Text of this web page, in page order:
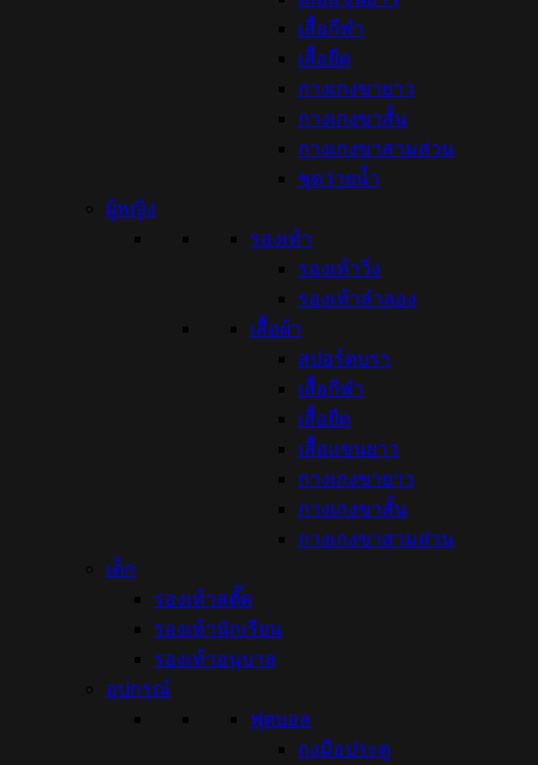
เสื้อกีฬา
เสื้อยืด
กางเกงขายาว
กางเกงขาสั้น
กางเกงขาสามส่วน
ชุดว่ายน้ำ
ผู้หญิง
รองเท้า
รองเท้าวิ่ง
รองเท้าลำลอง
เสื้อผ้า
สปอร์ตบรา
เสื้อกีฬา
เสื้อยืด
เสื้อแขนยาว
กางเกงขายาว
กางเกงขาสั้น
กางเกงขาสามส่วน
เด็ก
รองเท้าสตั๊ด
รองเท้านักเรียน
รองเท้าอนุบาล
อุปกรณ์
ฟุตบอล
ถุงมือประตู